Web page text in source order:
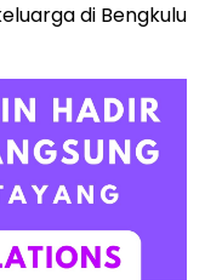
di Bengkulu